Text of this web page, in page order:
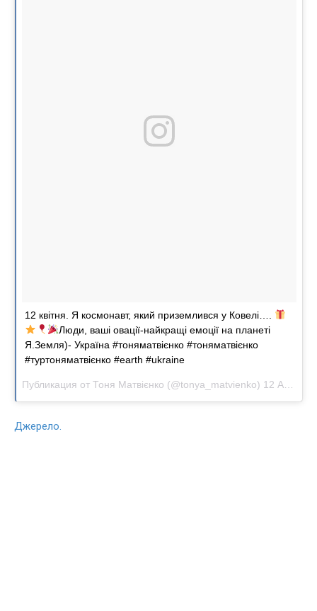
12 квітня. Я космонавт, який приземлився у Ковелі….
Люди, ваші овації-найкращі емоції на планеті
Я.Земля)- Україна #тоняматвієнко #тоняматвієнко
#туртоняматвієнко #earth #ukraine
Публикация от Тоня Матвієнко (@tonya_matvienko) 12 Апр 2018 в 1:12 PDT
Джерело.